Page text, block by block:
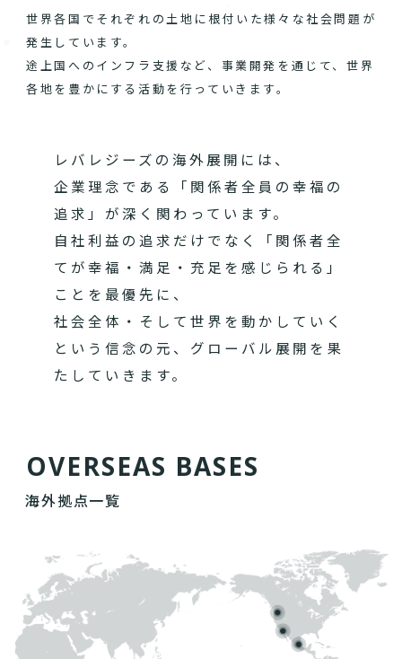
世界各国でそれぞれの土地に根付いた様々な社会問題が
発生しています。
途上国へのインフラ支援など、事業開発を通じて、世界
各地を豊かにする活動を行っていきます。
レバレジーズの海外展開には、
企業理念である「関係者全員の幸福の
追求」が深く関わっています。
自社利益の追求だけでなく「関係者全
てが幸福・満足・充足を感じられる」
ことを最優先に、
社会全体・そして世界を動かしていく
という信念の元、グローバル展開を果
たしていきます。
OVERSEAS BASES
海外拠点一覧